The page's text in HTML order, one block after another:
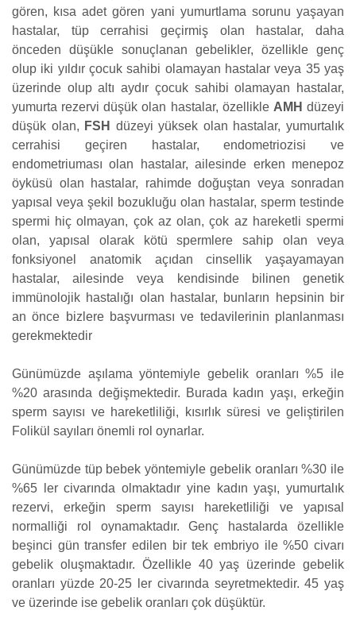
gören, kısa adet gören yani yumurtlama sorunu yaşayan
hastalar, tüp cerrahisi geçirmiş olan hastalar, daha
önceden düşükle sonuçlanan gebelikler, özellikle genç
olup iki yıldır çocuk sahibi olamayan hastalar veya 35 yaş
üzerinde olup altı aydır çocuk sahibi olamayan hastalar,
yumurta rezervi düşük olan hastalar, özellikle AMH düzeyi
düşük olan, FSH düzeyi yüksek olan hastalar, yumurtalık
cerrahisi geçiren hastalar, endometriozisi ve
endometriuması olan hastalar, ailesinde erken menepoz
öyküsü olan hastalar, rahimde doğuştan veya sonradan
yapısal veya şekil bozukluğu olan hastalar, sperm testinde
spermi hiç olmayan, çok az olan, çok az hareketli spermi
olan, yapısal olarak kötü spermlere sahip olan veya
fonksiyonel anatomik açıdan cinsellik yaşayamayan
hastalar, ailesinde veya kendisinde bilinen genetik
immünolojik hastalığı olan hastalar, bunların hepsinin bir
an önce bizlere başvurması ve tedavilerinin planlanması
gerekmektedir
Günümüzde aşılama yöntemiyle gebelik oranları %5 ile
%20 arasında değişmektedir. Burada kadın yaşı, erkeğin
sperm sayısı ve hareketliliği, kısırlık süresi ve geliştirilen
Folikül sayıları önemli rol oynarlar.
Günümüzde tüp bebek yöntemiyle gebelik oranları %30 ile
%65 ler civarında olmaktadır yine kadın yaşı, yumurtalık
rezervi, erkeğin sperm sayısı hareketliliği ve yapısal
normalliği rol oynamaktadır. Genç hastalarda özellikle
beşinci gün transfer edilen bir tek embriyo ile %50 civarı
gebelik oluşmaktadır. Özellikle 40 yaş üzerinde gebelik
oranları yüzde 20-25 ler civarında seyretmektedir. 45 yaş
ve üzerinde ise gebelik oranları çok düşüktür.